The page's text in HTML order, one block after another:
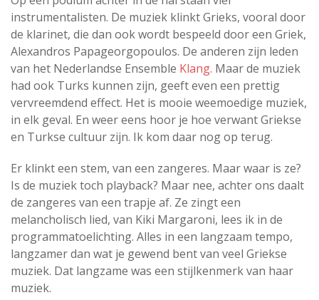
instrumentalisten. De muziek klinkt Grieks, vooral door
de klarinet, die dan ook wordt bespeeld door een Griek,
Alexandros Papageorgopoulos. De anderen zijn leden
van het Nederlandse Ensemble Klang. Maar de muziek
had ook Turks kunnen zijn, geeft even een prettig
vervreemdend effect. Het is mooie weemoedige muziek,
in elk geval. En weer eens hoor je hoe verwant Griekse
en Turkse cultuur zijn. Ik kom daar nog op terug.
Er klinkt een stem, van een zangeres. Maar waar is ze?
Is de muziek toch playback? Maar nee, achter ons daalt
de zangeres van een trapje af. Ze zingt een
melancholisch lied, van Kiki Margaroni, lees ik in de
programmatoelichting. Alles in een langzaam tempo,
langzamer dan wat je gewend bent van veel Griekse
muziek. Dat langzame was een stijlkenmerk van haar
muziek.